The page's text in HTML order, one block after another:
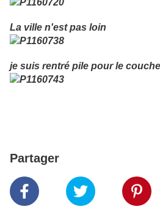
La ville n'est pas loin
je suis rentré pile pour le
Partager